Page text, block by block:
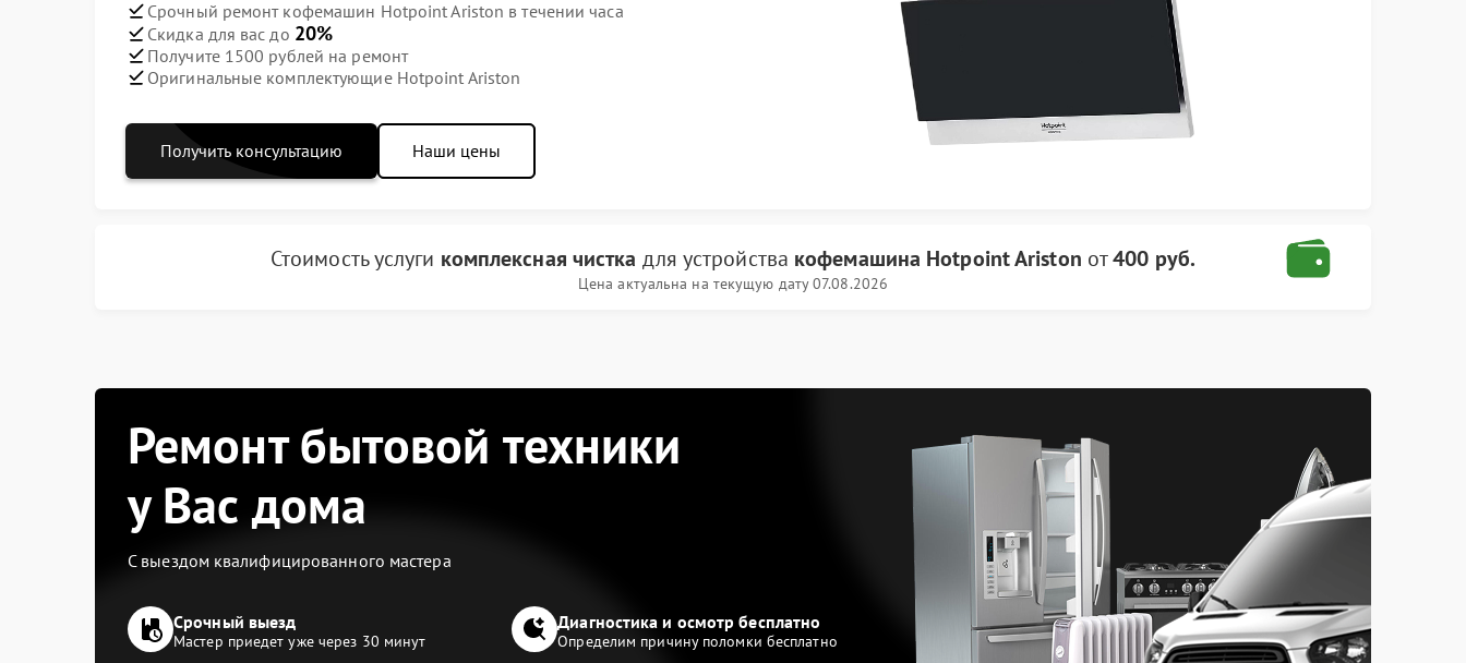
Срочный ремонт кофемашин Hotpoint Ariston в течении часа
Скидка для вас до 20%
Получите 1500 рублей на ремонт
Оригинальные комплектующие Hotpoint Ariston
Получить консультацию Наши цены
Стоимость услуги комплексная чистка для устройства кофемашина Hotpoint Ariston от400 руб.
Цена актуальна на текущую дату 07.08.2026
Ремонт бытовой техники
у Вас дома
С выездом квалифицированного мастера
Срочный выезд
Мастер приедет уже через 30 минут
Диагностика и осмотр бесплатно
Определим причину поломки бесплатно